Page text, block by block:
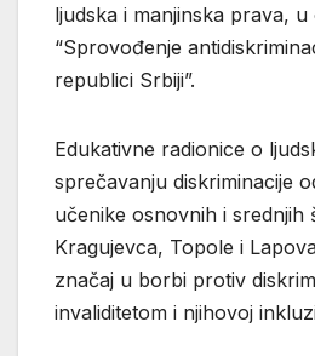
ljudska i manjinska prava,
“Sprovođenje
republici Srbiji”.
Edukativne radionice o
sprečavanju diskriminacije
učenike osnovnih i srednjih
Kragujevca, Topole i
značaj u borbi protiv
invaliditetom i njihovoj